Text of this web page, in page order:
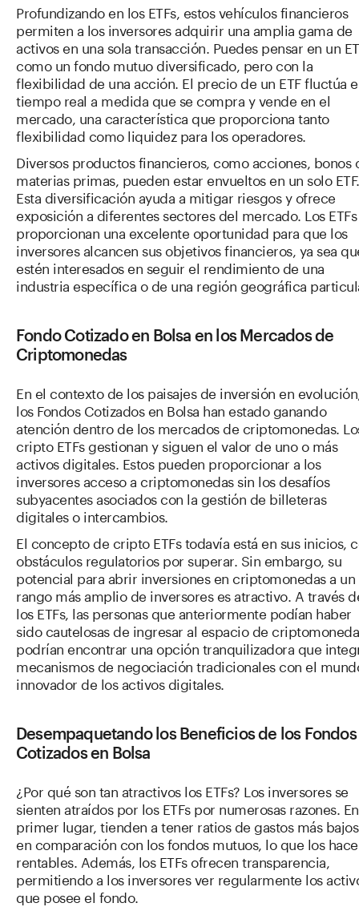
Profundizando en los ETFs, estos vehículos financieros
permiten a los inversores adquirir una amplia gama de
activos en una sola transacción. Puedes pensar en un
como un fondo mutuo diversificado, pero con la
flexibilidad de una acción. El precio de un ETF fluctúa
tiempo real a medida que se compra y vende en el
mercado, una característica que proporciona tanto
flexibilidad como liquidez para los operadores.
Diversos productos financieros, como acciones, bonos
materias primas, pueden estar envueltos en un solo ETF.
Esta diversificación ayuda a mitigar riesgos y ofrece
exposición a diferentes sectores del mercado. Los ETFs
proporcionan una excelente oportunidad para que los
inversores alcancen sus objetivos financieros, ya sea
estén interesados en seguir el rendimiento de una
industria específica o de una región geográfica
Fondo Cotizado en Bolsa en los Mercados de
Criptomonedas
En el contexto de los paisajes de inversión en
los Fondos Cotizados en Bolsa han estado ganando
atención dentro de los mercados de criptomonedas.
cripto ETFs gestionan y siguen el valor de uno o más
activos digitales. Estos pueden proporcionar a los
inversores acceso a criptomonedas sin los desafíos
subyacentes asociados con la gestión de billeteras
digitales o intercambios.
El concepto de cripto ETFs todavía está en sus inicios,
obstáculos regulatorios por superar. Sin embargo, su
potencial para abrir inversiones en criptomonedas a un
rango más amplio de inversores es atractivo. A través
los ETFs, las personas que anteriormente podían haber
sido cautelosas de ingresar al espacio de
podrían encontrar una opción tranquilizadora que
mecanismos de negociación tradicionales con el
innovador de los activos digitales.
Desempaquetando los Beneficios de los Fondos
Cotizados en Bolsa
¿Por qué son tan atractivos los ETFs? Los inversores se
sienten atraídos por los ETFs por numerosas razones. En
primer lugar, tienden a tener ratios de gastos más bajos
en comparación con los fondos mutuos, lo que los hace
rentables. Además, los ETFs ofrecen transparencia,
permitiendo a los inversores ver regularmente los
que posee el fondo.